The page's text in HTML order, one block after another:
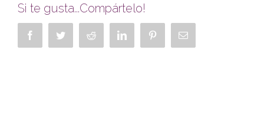
Si te gusta...Compártelo!
Facebook Twitter Reddit LinkedIn PinterestCorreo